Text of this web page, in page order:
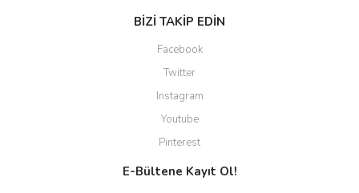
BİZİ TAKİP EDİN
Facebook
Twitter
Instagram
Youtube
Pinterest
E-Bültene Kayıt Ol!